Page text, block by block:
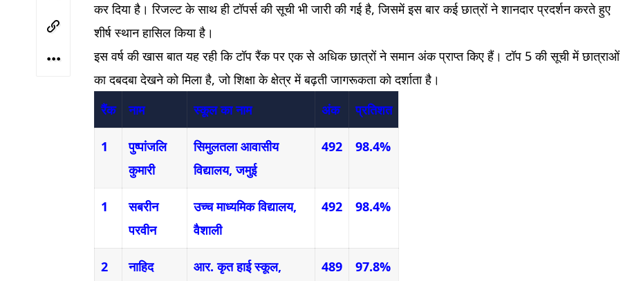
कर दिया है। रिजल्ट के साथ ही टॉपर्स की सूची भी जारी की गई है, जिसमें इस बार कई छात्रों ने शानदार प्रदर्शन करते हुए
शीर्ष स्थान हासिल किया है।
इस वर्ष की खास बात यह रही कि टॉप रैंक पर एक से अधिक छात्रों ने समान अंक प्राप्त किए हैं। टॉप 5 की सूची में छात्राओं
का दबदबा देखने को मिला है, जो शिक्षा के क्षेत्र में बढ़ती जागरूकता को दर्शाता है।
रैंक
नाम स्कूल का नाम अंक प्रतिशत
1
पुष्पांजलि
कुमारी
सिमुलतला आवासीय
विद्यालय, जमुई
492 98.4%
1
सबरीन
परवीन
उच्च माध्यमिक विद्यालय,
वैशाली
492 98.4%
2
नाहिद
आर. कृत हाई स्कूल,
489 97.8%